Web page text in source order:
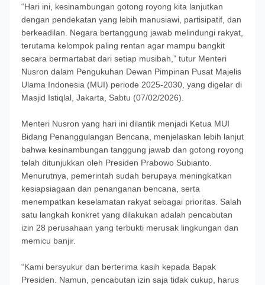
“Hari ini, kesinambungan gotong royong kita lanjutkan
dengan pendekatan yang lebih manusiawi, partisipatif, dan
berkeadilan. Negara bertanggung jawab melindungi rakyat,
terutama kelompok paling rentan agar mampu bangkit
secara bermartabat dari setiap musibah,” tutur Menteri
Nusron dalam Pengukuhan Dewan Pimpinan Pusat Majelis
Ulama Indonesia (MUI) periode 2025-2030, yang digelar di
Masjid Istiqlal, Jakarta, Sabtu (07/02/2026).
Menteri Nusron yang hari ini dilantik menjadi Ketua MUI
Bidang Penanggulangan Bencana, menjelaskan lebih lanjut
bahwa kesinambungan tanggung jawab dan gotong royong
telah ditunjukkan oleh Presiden Prabowo Subianto.
Menurutnya, pemerintah sudah berupaya meningkatkan
kesiapsiagaan dan penanganan bencana, serta
menempatkan keselamatan rakyat sebagai prioritas. Salah
satu langkah konkret yang dilakukan adalah pencabutan
izin 28 perusahaan yang terbukti merusak lingkungan dan
memicu banjir.
“Kami bersyukur dan berterima kasih kepada Bapak
Presiden. Namun, pencabutan izin saja tidak cukup, harus